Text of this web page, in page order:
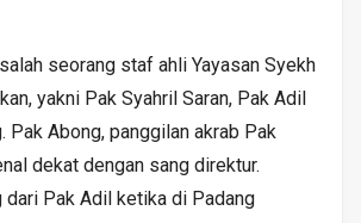
seorang staf ahli Yayasan Syekh
yakni Pak Syahril Saran, Pak Adil
Pak Abong, panggilan akrab Pak
dekat dengan sang direktur.
dari Pak Adil ketika di Padang